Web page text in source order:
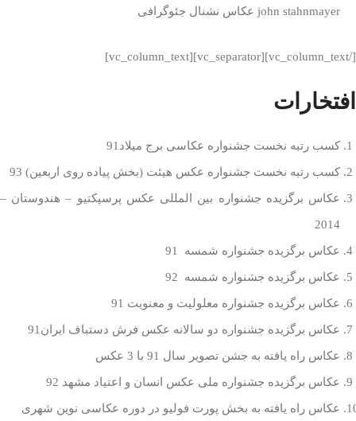
john stahnmayer عکاس نشنال جئوگرافی
[/vc_column_text][vc_separator][vc_column_text]
افتخارات
کسب رتبه نخست جشنواره عکاسی برج میلاد91
کسب رتبه نخست جشنواره عکس هیئت (بخش پیاده روی اربعین) 93
عکاس برگزیده جشنواره بین المللی عکس پرسپکتیو – هندوستان –
2014
عکاس برگزیده جشنواره شمسه 91
عکاس برگزیده جشنواره شمسه 92
عکاس برگزیده جشنواره معلولیت و معنویت 91
عکاس برگزیده جشنواره دو سالانه عکس فرش دستباف ایران91
عکاس راه یافته به جشن تصویر سال 91 با 3 عکس
عکاس برگزیده جشنواره ملی عکس انسان و اعتیاد مشهد 92
عکاس راه یافته به بخش پورت فولیو در دوره عکاسی نوین شهری